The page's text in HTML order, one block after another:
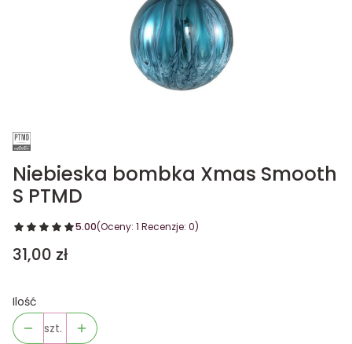
Niebieska bombka Xmas Smooth
S PTMD
5.00(Oceny: 1 Recenzje: 0)
Cena
31,00 zł
Ilość
szt.